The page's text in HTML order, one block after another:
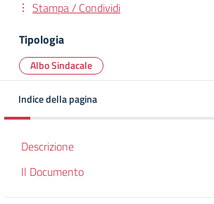
Stampa / Condividi
Tipologia
Albo Sindacale
Indice della pagina
Descrizione
Il Documento